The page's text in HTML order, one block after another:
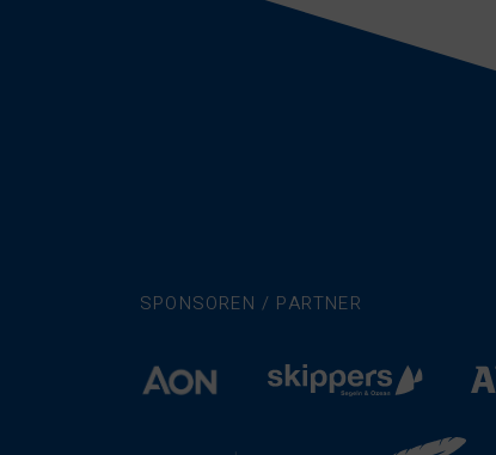
SPONSOREN / PARTNER